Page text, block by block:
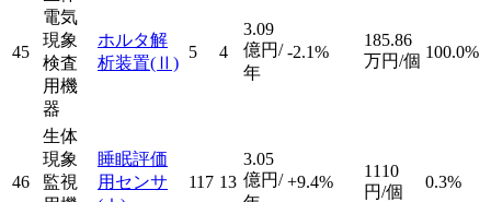
45
電気
現象
検査
用機
器
ホルタ解
析装置(Ⅱ)
5 4
3.09
億円/
年
-2.1%
185.86
万円/個 100.0%
46
生体
現象
監視
睡眠評価
用センサ
117 13
3.05
億円/ +9.4%
1110
円/個
0.3%